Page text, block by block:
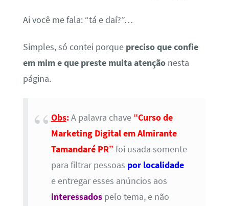
Ai você me fala: “tá e daí?”…
Simples, só contei porque preciso que confie
em mim e que preste muita atençãonesta
página.
Obs:A palavra chave “Curso de
Marketing Digital em Almirante
Tamandaré PR” foi usada somente
para filtrar pessoas por localidade
e entregar esses anúncios aos
interessadospelo tema, e não